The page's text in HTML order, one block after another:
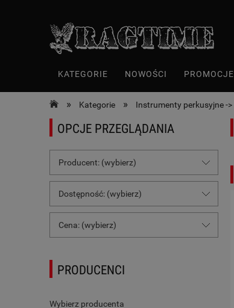
KATEGORIE NOWOŚCI PROMOCJE
» Kategorie » Instrumenty perkusyjne ->
OPCJE PRZEGLĄDANIA
Producent: (wybierz)
Dostępność: (wybierz)
Cena: (wybierz)
PRODUCENCI
Wybierz producenta